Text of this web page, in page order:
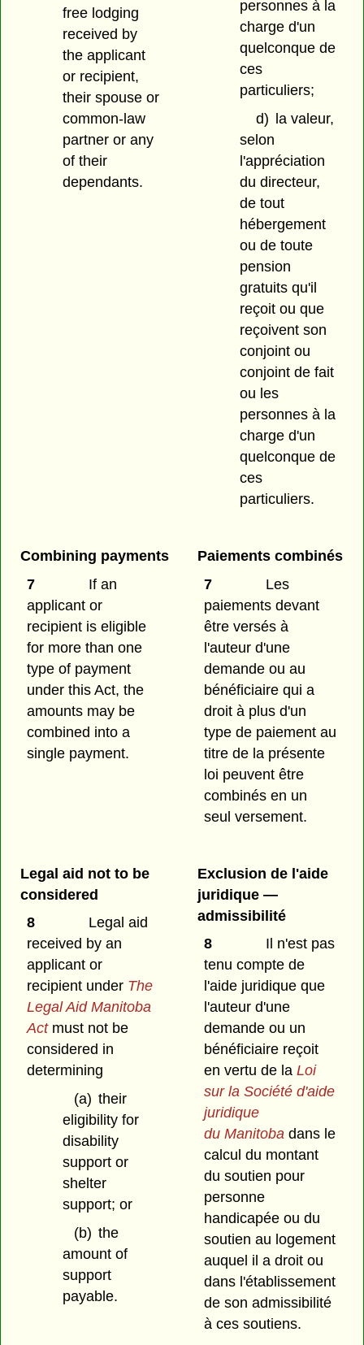
free lodging
received by
the applicant
or recipient,
their spouse or
common-law
partner or any
of their
dependants.
personnes à la
charge d'un
quelconque de
ces
particuliers;
d) la valeur,
selon
l'appréciation
du directeur,
de tout
hébergement
ou de toute
pension
gratuits qu'il
reçoit ou que
reçoivent son
conjoint ou
conjoint de fait
ou les
personnes à la
charge d'un
quelconque de
ces
particuliers.
Combining payments
7
If an
applicant or
recipient is eligible
for more than one
type of payment
under this Act, the
amounts may be
combined into a
single payment.
Paiements combinés
7
Les
paiements devant
être versés à
l'auteur d'une
demande ou au
bénéficiaire qui a
droit à plus d'un
type de paiement au
titre de la présente
loi peuvent être
combinés en un
seul versement.
Legal aid not to be
considered
8
Legal aid
received by an
applicant or
recipient under The
Legal Aid Manitoba
Actmust not be
considered in
determining
(a) their
eligibility for
disability
support or
shelter
support; or
(b) the
amount of
support
payable.
Exclusion de l'aide
juridique —
admissibilité
8
Il n'est pas
tenu compte de
l'aide juridique que
l'auteur d'une
demande ou un
bénéficiaire reçoit
en vertu de laLoi
sur la Société d'aide
juridique
du Manitoba dans le
calcul du montant
du soutien pour
personne
handicapée ou du
soutien au logement
auquel il a droit ou
dans l'établissement
de son admissibilité
à ces soutiens.